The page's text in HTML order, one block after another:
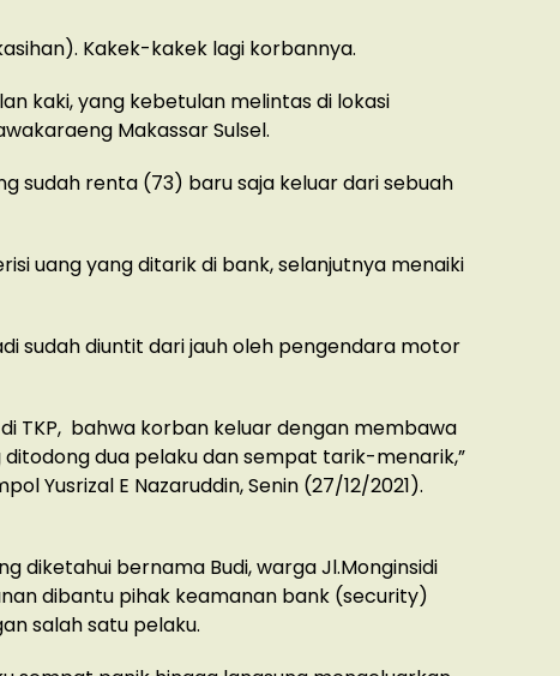
Kakek-kakek lagi korbannya.
kaki, yang kebetulan melintas di lokasi
Makassar Sulsel.
sudah renta (73) baru saja keluar dari sebuah
uang yang ditarik di bank, selanjutnya menaiki
sudah diuntit dari jauh oleh pengendara motor
TKP, bahwa korban keluar dengan membawa
ditodong dua pelaku dan sempat tarik-menarik,”
Yusrizal E Nazaruddin, Senin (27/12/2021).
diketahui bernama Budi, warga Jl.Monginsidi
dibantu pihak keamanan bank (security)
salah satu pelaku.